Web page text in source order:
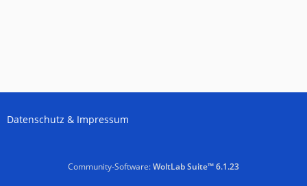
Datenschutz & Impressum
Community-Software:WoltLab Suite™ 6.1.23